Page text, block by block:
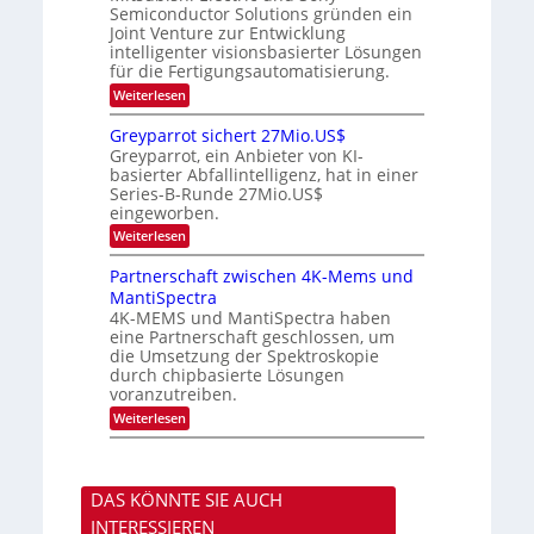
n
d
s
e
n
H
a
l
b
j
a
h
r
m
m
t
i
n
d
e
D
A
C
H
-
I
n
d
u
s
t
i
e
z
u
-
K
u
r
s
v
o
n
P
h
o
t
o
n
i
c
s
H
u
b
Semiconductor Solutions gründen ein
Joint Venture zur Entwicklung
intelligenter visionsbasierter Lösungen
für die Fertigungsautomatisierung.
Weiterlesen:
M
t
s
u
b
i
s
h
i
E
l
e
t
r
i
c
u
n
d
n
y
s
Greyparrot sichert 27Mio.US$
Greyparrot, ein Anbieter von KI-
basierter Abfallintelligenz, hat in einer
Series-B-Runde 27Mio.US$
eingeworben.
Weiterlesen:
G
r
e
y
p
a
r
r
o
t
s
i
e
r
t
Partnerschaft zwischen 4K-Mems und
MantiSpectra
4K-MEMS und MantiSpectra haben
eine Partnerschaft geschlossen, um
die Umsetzung der Spektroskopie
durch chipbasierte Lösungen
voranzutreiben.
Weiterlesen:
P
t
n
DAS KÖNNTE SIE AUCH
INTERESSIEREN